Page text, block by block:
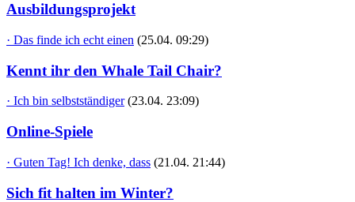
Ausbildungsprojekt
· Das finde ich echt einen (25.04. 09:29)
Kennt ihr den Whale Tail Chair?
· Ich bin selbstständiger (23.04. 23:09)
Online-Spiele
· Guten Tag! Ich denke, dass (21.04. 21:44)
Sich fit halten im Winter?